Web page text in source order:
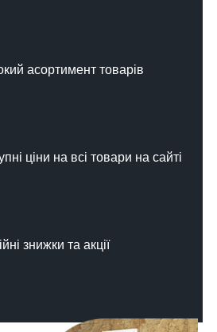
асортимент товарів
ціни на всі товари на сайті
знижки та акції